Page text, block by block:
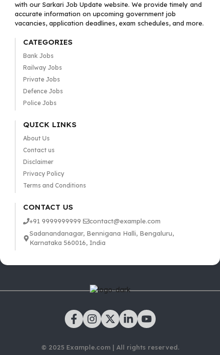
with our Sarkari Job Update website. We provide timely and
accurate information on upcoming government job
vacancies, application deadlines, exam schedules, and more.
CATEGORIES
Bank Jobs
Railway Jobs
Private Jobs
Defence Jobs
Police Jobs
QUICK LINKS
About Us
Contact us
Disclaimer
Privacy Policy
Terms and Conditions
CONTACT US
+91 9999999999
contact@example.com
Sadanandanagar, Bennigana Halli, Bengaluru,
Karnataka 560016, India
© 2025 Example.com | All rights reserved.